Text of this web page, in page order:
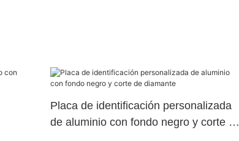
Placa de identificación personalizada
de aluminio con fondo negro y corte de